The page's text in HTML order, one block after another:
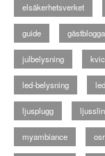
elsäkerhetsverket
guide gästblogga
julbelysning
led-belysning
ljusplugg
myambiance